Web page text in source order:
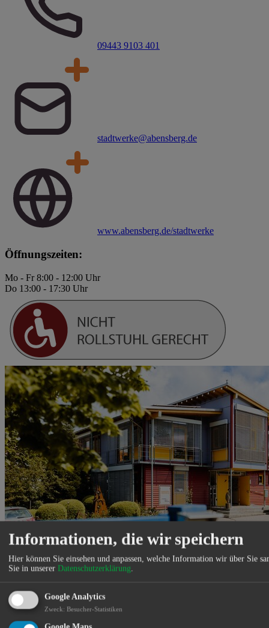
09443 9103 401
stadtwerke@abensberg.de
www.abensberg.de/stadtwerke
Öffnungszeiten:
Mo - Fr 8:00 - 12:00 Uhr
Do 13:00 - 17:30 Uhr
Die Stadtwerke Abensberg sind für folgende Einrichtungen
Informationen, die wir speichern
Hier können Sie einsehen und anpassen, welche Information wir über Sie
Sie in unserer Datenschutzerklärung.
Google Analytics
Zweck: Besucher-Statistiken